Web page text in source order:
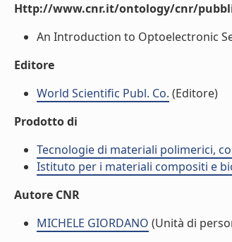
Http://www.cnr.it/ontology/cnr/
An Introduction to Optoelectronic
Editore
World Scientific Publ. Co. (Editore)
Prodotto di
Tecnologie di materiali polimerici,
Istituto per i materiali compositi e
Autore CNR
MICHELE GIORDANO (Unità di